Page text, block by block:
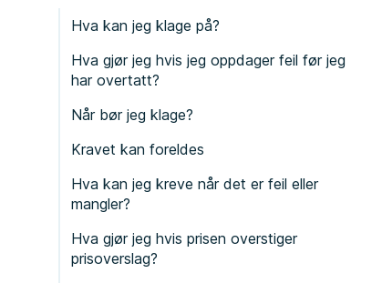
Hva kan jeg klage på?
Hva gjør jeg hvis jeg oppdager feil før jeg
har overtatt?
Når bør jeg klage?
Kravet kan foreldes
Hva kan jeg kreve når det er feil eller
mangler?
Hva gjør jeg hvis prisen overstiger
prisoverslag?